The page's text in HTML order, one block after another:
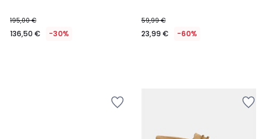
195,00 €
136,50 € -30%
59,99 €
23,99 € -60%